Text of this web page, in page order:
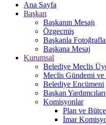
Ana Sayfa
Başkan
Başkanın Mesajı
Özgeçmiş
Başkanla
Başkana Mesaj
Kurumsal
Belediye Meclis
Meclis Gündemi ve
Belediye Encümeni
Başkan Yardımcıları
Komisyonlar
Plan ve
İmar